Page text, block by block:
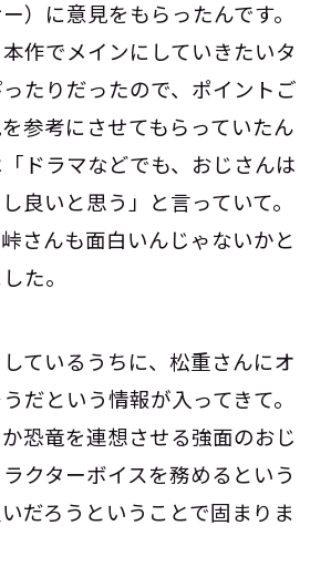
）に意見をもらったんです。
作でメインにしていきたいタ
たりだったので、ポイントご
参考にさせてもらっていたん
ドラマなどでも、おじさんは
良いと思う」と言っていて。
さんも面白いんじゃないかと
た。
ているうちに、松重さんにオ
だという情報が入ってきて。
恐竜を連想させる強面のおじ
クターボイスを務めるという
だろうということで固まりま